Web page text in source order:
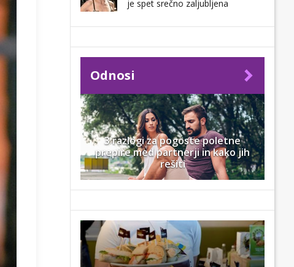
je spet srečno zaljubljena
Odnosi
3 razlogi za pogoste poletne
prepire med partnerji in kako jih
rešiti